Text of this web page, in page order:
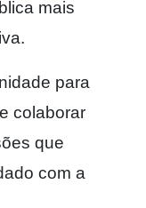
mais
para
colaborar
que
com a